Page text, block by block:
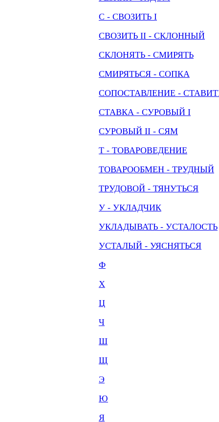
С - СВОЗИТЬ I
СВОЗИТЬ II - СКЛОННЫЙ
СКЛОНЯТЬ - СМИРЯТЬ
СМИРЯТЬСЯ - СОПКА
СОПОСТАВЛЕНИЕ -
СТАВКА - СУРОВЫЙ I
СУРОВЫЙ II - СЯМ
Т - ТОВАРОВЕДЕНИЕ
ТОВАРООБМЕН - ТРУДНЫЙ
ТРУДОВОЙ - ТЯНУТЬСЯ
У - УКЛАДЧИК
УКЛАДЫВАТЬ - УСТАЛОСТЬ
УСТАЛЫЙ - УЯСНЯТЬСЯ
Ф
Х
Ц
Ч
Ш
Щ
Э
Ю
Я